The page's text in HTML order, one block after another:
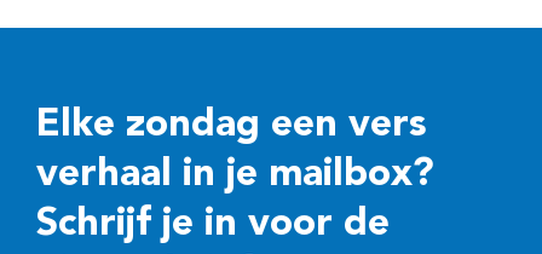
Elke zondag een vers
verhaal in je mailbox?
Schrijf je in voor de